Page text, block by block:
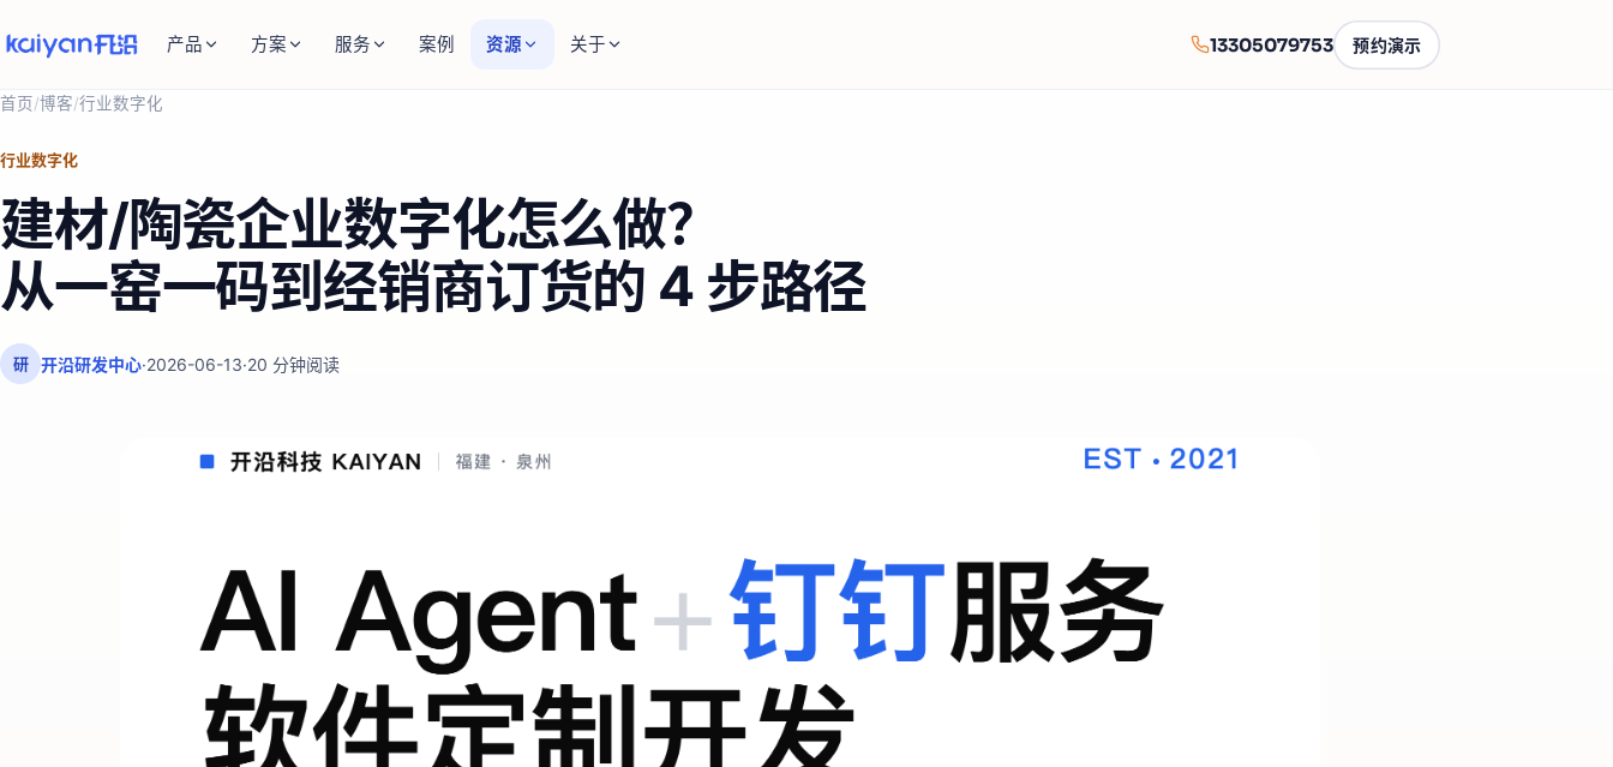
产品 方案 服务 案例 资源 关于 13305079753 预约演示
首页/博客/行业数字化
行业数字化
建材/陶瓷企业数字化怎么做？
从一窑一码到经销商订货的 4 步路径
研 开沿研发中心·2026-06-13·20 分钟阅读